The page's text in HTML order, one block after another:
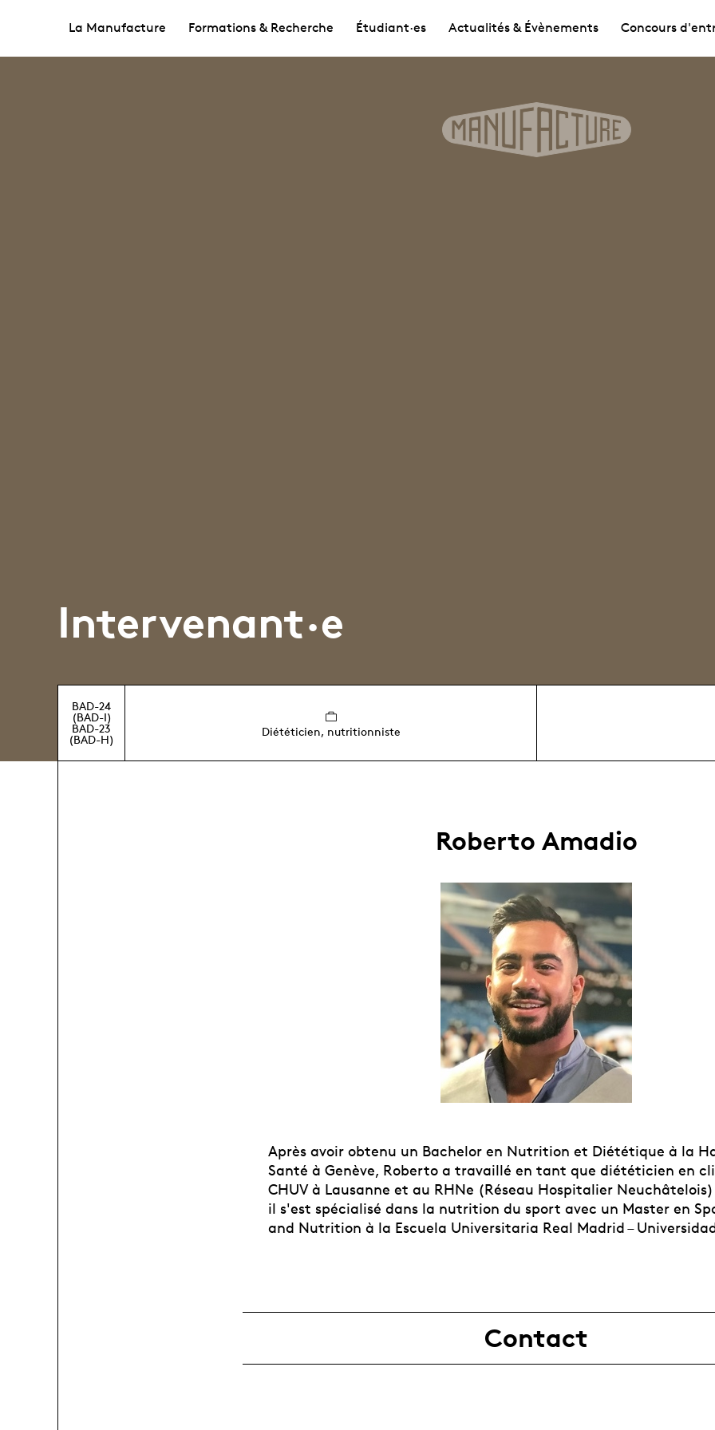
La Manufacture Formations & Recherche Étudiant·es Actualités & Évènements Concours
Intervenant·e
BAD-24
(BAD-I)
BAD-23
(BAD-H)
Diététicien, nutritionniste
Roberto Amadio
Après avoir obtenu un Bachelor en Nutrition et Diététique à la
Santé à Genève, Roberto a travaillé en tant que diététicien en
CHUV à Lausanne et au RHNe (Réseau Hospitalier
il s'est spécialisé dans la nutrition du sport avec un Master en
and Nutrition à la Escuela Universitaria Real Madrid –
Contact